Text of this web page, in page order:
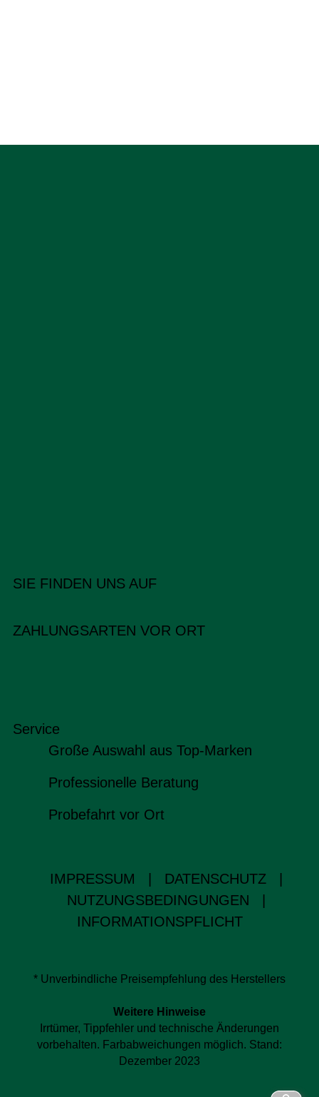
SIE FINDEN UNS AUF
ZAHLUNGSARTEN VOR ORT
Service
Große Auswahl aus Top-Marken
Professionelle Beratung
Probefahrt vor Ort
IMPRESSUM DATENSCHUTZ
NUTZUNGSBEDINGUNGEN
INFORMATIONSPFLICHT
* Unverbindliche Preisempfehlung des Herstellers
Weitere Hinweise
Irrtümer, Tippfehler und technische Änderungen
vorbehalten. Farbabweichungen möglich. Stand:
Dezember 2023